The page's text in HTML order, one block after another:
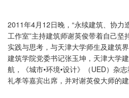
2011年4月12日晚，“永续建筑、协力
工作室”主持建筑师谢英俊带着自己坚
实践与思考，与天津大学师生及建筑
建筑学院党委书记张玉坤，天津大学
航，《城市•环境•设计》（UED）杂
礼孝等嘉宾出席，并对谢英俊大师的建